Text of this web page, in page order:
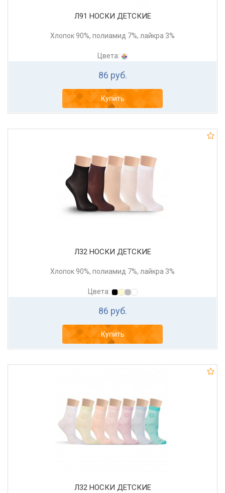
Л91 НОСКИ ДЕТСКИЕ
Хлопок 90%, полиамид 7%, лайкра 3%
Цвета:
86 руб.
Купить
Л32 НОСКИ ДЕТСКИЕ
Хлопок 90%, полиамид 7%, лайкра 3%
Цвета:
86 руб.
Купить
Л32 НОСКИ ДЕТСКИЕ